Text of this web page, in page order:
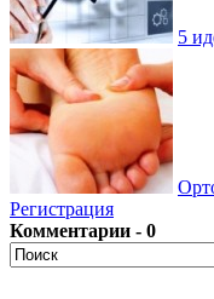
5
Регистрация
Комментарии - 0